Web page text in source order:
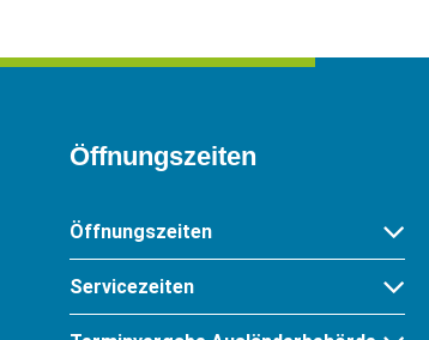
Öffnungszeiten
Öffnungszeiten
Servicezeiten